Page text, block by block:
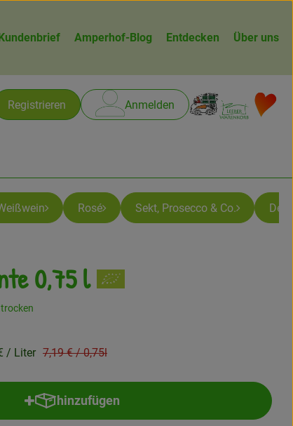
Amperhof-Blog Entdecken Über uns
Registrieren Anmelden
Rosé Sekt, Prosecco & Co.
0,75 l
/ Liter Alter Preis:
7,19 €/ 0,75l
hinzufügen
Produkt zum Warenkorb hinzufügen